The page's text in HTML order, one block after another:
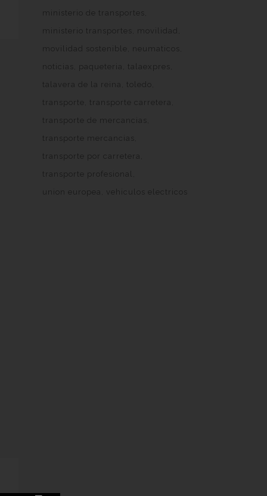
ministerio de transportes
ministerio transportes
movilidad
movilidad sostenible
neumaticos
noticias
paqueteria
talaexpres
talavera de la reina
toledo
transporte
transporte carretera
transporte de mercancias
transporte mercancias
transporte por carretera
transporte profesional
union europea
vehiculos electricos